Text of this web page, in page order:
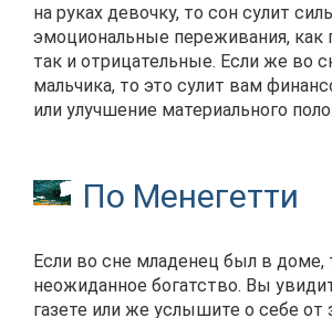
на руках девочку, то сон сулит
эмоциональные переживания, как
так и отрицательные. Если же во
мальчика, то это сулит вам
или улучшение материального
По Менегетти
Если во сне младенец был в доме,
неожиданное богатство. Вы
газете или же услышите о себе от